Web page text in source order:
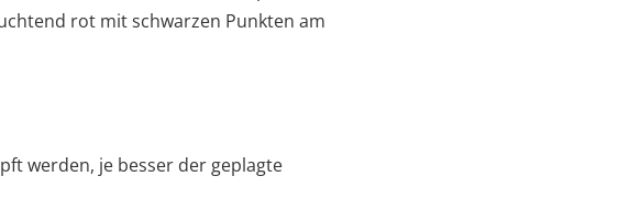
rot mit schwarzen Punkten am
werden, je besser der geplagte